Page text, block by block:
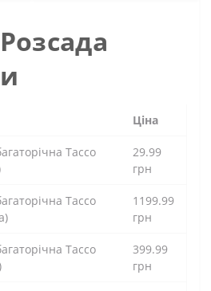
Ціна
Тассо
29.99
грн
Тассо
1199.99
грн
Тассо
399.99
грн